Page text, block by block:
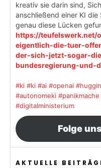
kreativ sie darin sind,
anschließend einer KI
genau diese Lücken
https://
eigentlich-die-tuer-
der-sich-jetzt-sogar-
bundesregierung-und-
#ki #ki #ai #openai
#autonomeki #panikmache
#digitalministerium
Folge
AKTUELLE